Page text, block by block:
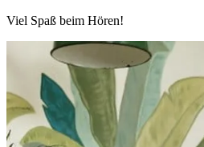
Viel Spaß beim Hören!